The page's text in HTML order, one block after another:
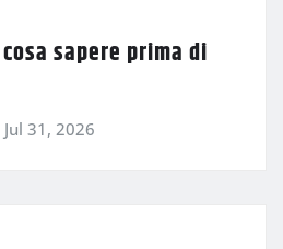
sapere prima di
Jul 31, 2026